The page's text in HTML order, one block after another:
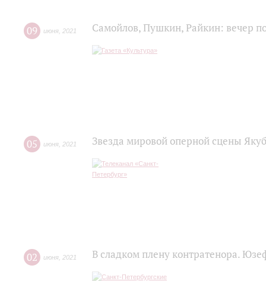
09 июня 2021 Самойлов, Пушкин, Райкин: вечер
05 июня 2021 Звезда мировой оперной сцены
02 июня 2021 В сладком плену контратенора.